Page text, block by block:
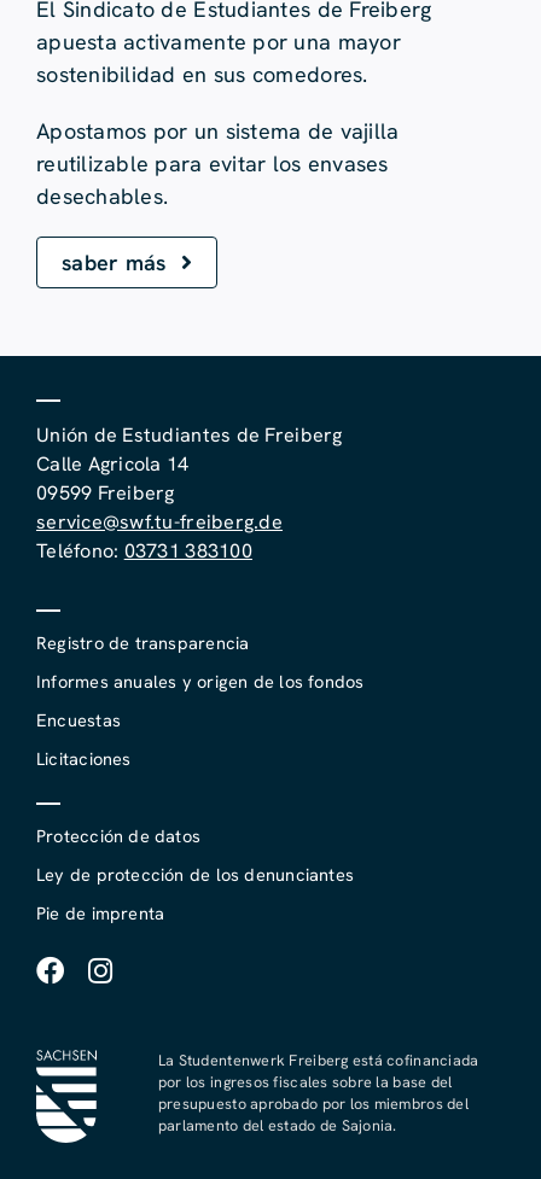
El Sindicato de Estudiantes de Freiberg
apuesta activamente por una mayor
sostenibilidad en sus comedores.
Apostamos por un sistema de vajilla
reutilizable para evitar los envases
desechables.
saber más
Unión de Estudiantes de Freiberg
Calle Agricola 14
09599 Freiberg
service@swf.tu-freiberg.de
Teléfono: 03731 383100
Registro de transparencia
Informes anuales y origen de los fondos
Encuestas
Licitaciones
Protección de datos
Ley de protección de los denunciantes
Pie de imprenta
La Studentenwerk Freiberg está cofinanciada
por los ingresos fiscales sobre la base del
presupuesto aprobado por los miembros del
parlamento del estado de Sajonia.